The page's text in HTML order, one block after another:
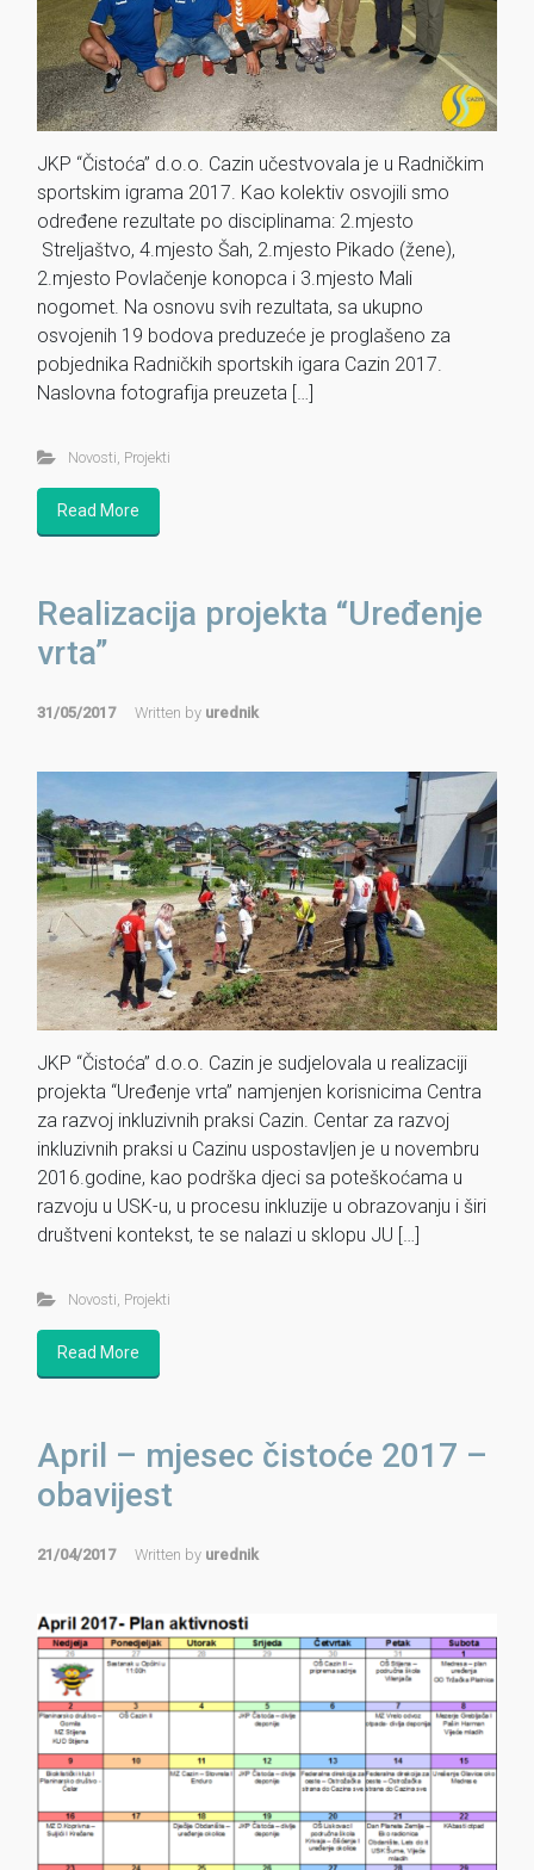
JKP “Čistoća” d.o.o. Cazin učestvovala je u Radničkim
sportskim igrama 2017. Kao kolektiv osvojili smo
određene rezultate po disciplinama: 2.mjesto
Streljaštvo, 4.mjesto Šah, 2.mjesto Pikado (žene),
2.mjesto Povlačenje konopca i 3.mjesto Mali
nogomet. Na osnovu svih rezultata, sa ukupno
osvojenih 19 bodova preduzeće je proglašeno za
pobjednika Radničkih sportskih igara Cazin 2017.
Naslovna fotografija preuzeta […]
Novosti Projekti
Read More
Realizacija projekta “Uređenje
vrta”
31/05/2017 Written by urednik
JKP “Čistoća” d.o.o. Cazin je sudjelovala u realizaciji
projekta “Uređenje vrta” namjenjen korisnicima Centra
za razvoj inkluzivnih praksi Cazin. Centar za razvoj
inkluzivnih praksi u Cazinu uspostavljen je u novembru
2016.godine, kao podrška djeci sa poteškoćama u
razvoju u USK-u, u procesu inkluzije u obrazovanju i širi
društveni kontekst, te se nalazi u sklopu JU […]
Novosti Projekti
Read More
April – mjesec čistoće 2017 –
obavijest
21/04/2017 Written by urednik